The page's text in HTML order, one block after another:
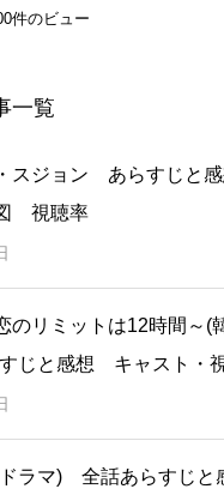
件のビュー
一覧
スジョン あらすじと
視聴率
のリミットは12時間～(
じと感想 キャスト・
ドラマ) 全話あらすじ